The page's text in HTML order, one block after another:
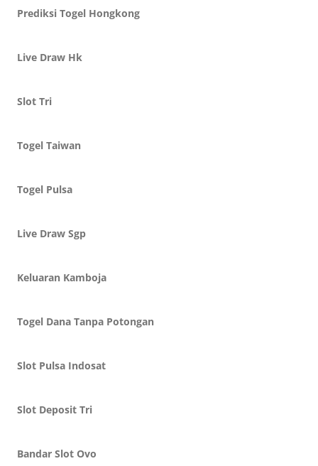
Prediksi Togel Hongkong
Live Draw Hk
Slot Tri
Togel Taiwan
Togel Pulsa
Live Draw Sgp
Keluaran Kamboja
Togel Dana Tanpa Potongan
Slot Pulsa Indosat
Slot Deposit Tri
Bandar Slot Ovo